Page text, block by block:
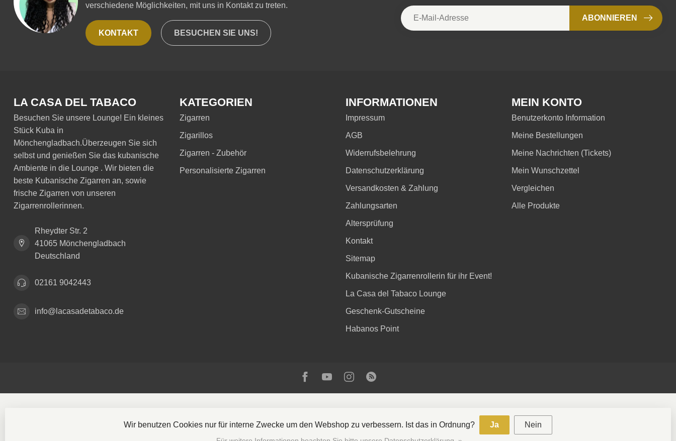
verschiedene Möglichkeiten, mit uns in Kontakt zu treten.
KONTAKT BESUCHEN SIE UNS!
ABONNIEREN
LA CASA DEL TABACO
Besuchen Sie unsere Lounge! Ein kleines
Stück Kuba in
Mönchengladbach.Überzeugen Sie sich
selbst und genießen Sie das kubanische
Ambiente in die Lounge . Wir bieten die
beste Kubanische Zigarren an, sowie
frische Zigarren von unseren
Zigarrenrollerinnen.
Rheydter Str. 2
41065 Mönchengladbach
Deutschland
02161 9042443
info@lacasadetabaco.de
KATEGORIEN
Zigarren
Zigarillos
Zigarren - Zubehör
Personalisierte Zigarren
INFORMATIONEN
Impressum
AGB
Widerrufsbelehrung
Datenschutzerklärung
Versandkosten & Zahlung
Zahlungsarten
Altersprüfung
Kontakt
Sitemap
Kubanische Zigarrenrollerin für ihr Event!
La Casa del Tabaco Lounge
Geschenk-Gutscheine
Habanos Point
MEIN KONTO
Benutzerkonto Information
Meine Bestellungen
Meine Nachrichten (Tickets)
Mein Wunschzettel
Vergleichen
Alle Produkte
© Copyright 2026 La Casa del Tabaco- Powered byLightspeed- Theme byDyvelopment
Wir benutzen Cookies nur für interne Zwecke um den Webshop zu verbessern. Ist das in Ordnung? Ja Nein